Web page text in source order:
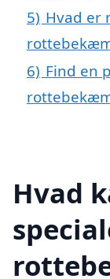
5) Hvad er
6) Find en
Hvad